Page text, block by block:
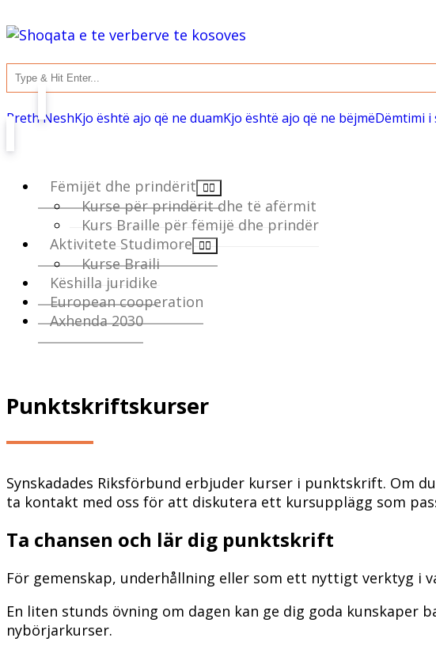
Rreth NeshKjo është ajo që ne duamKjo është ajo që ne bëjmëDëmtimi
Fëmijët dhe prindërit
Kurse për prindërit dhe të afërmit
Kurs Braille për fëmijë dhe prindër
Aktivitete Studimore
Kurse Braili
Këshilla juridike
European cooperation
Axhenda 2030
Punktskriftskurser
Synskadades Riksförbund erbjuder kurser i punktskrift. Om
ta kontakt med oss för att diskutera ett kursupplägg som
Ta chansen och lär dig punktskrift
För gemenskap, underhållning eller som ett nyttigt verktyg i
En liten stunds övning om dagen kan ge dig goda
nybörjarkurser.